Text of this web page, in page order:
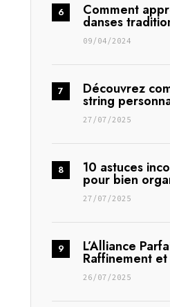
Comment
danses
09/04/2024
Découvrez
string
27/07/2025
10 astuces
pour bien
27/07/2025
L’Alliance
Raffinement
26/07/2025